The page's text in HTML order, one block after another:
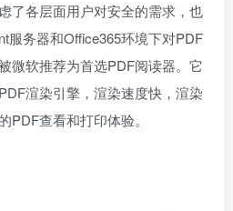
了各层面用户对安全的需求，也
服务器和Office365环境下对PDF
微软推荐为首选PDF阅读器。它
渲染引擎，渲染速度快，渲染
PDF查看和打印体验。